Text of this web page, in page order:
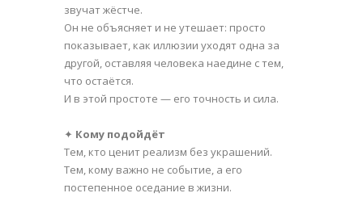
звучат жёстче.
Он не объясняет и не утешает: просто
показывает, как иллюзии уходят одна за
другой, оставляя человека наедине с тем,
что остаётся.
И в этой простоте — его точность и сила.
✦ Кому подойдёт
Тем, кто ценит реализм без украшений.
Тем, кому важно не событие, а его
постепенное оседание в жизни.